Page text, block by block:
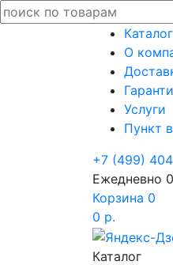
О
Услуги
Пункт
+7 (499)
Ежедневно
Корзина 0
0 р.
Каталог